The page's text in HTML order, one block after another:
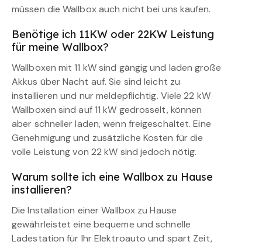
müssen die Wallbox auch nicht bei uns kaufen.
Benötige ich 11KW oder 22KW Leistung
für meine Wallbox?
Wallboxen mit 11 kW sind gängig und laden große
Akkus über Nacht auf. Sie sind leicht zu
installieren und nur meldepflichtig. Viele 22 kW
Wallboxen sind auf 11 kW gedrosselt, können
aber schneller laden, wenn freigeschaltet. Eine
Genehmigung und zusätzliche Kosten für die
volle Leistung von 22 kW sind jedoch nötig.
Warum sollte ich eine Wallbox zu Hause
installieren?
Die Installation einer Wallbox zu Hause
gewährleistet eine bequeme und schnelle
Ladestation für Ihr Elektroauto und spart Zeit,